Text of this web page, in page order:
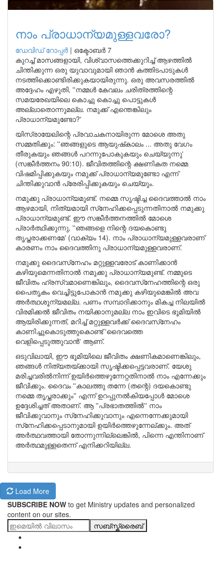
നാം പ്രാധാന്യമുള്ളവരോ?
ഡേവിഡ് റോപ്പര്‍ | ഒക്ടോബർ 7
കുറച്ച് മാസങ്ങളായി, വിശ്വാസത്തെക്കുറിച്ച് ആഴത്തില്‍
ചിന്തിക്കുന്ന ഒരു യുവാവുമായി ഞാന്‍ കത്തിടപാടുകള്‍
നടത്തിക്കൊണ്ടിരിക്കുകയായിരുന്നു. ഒരു അവസരത്തില്‍
അദ്ദേഹം എഴുതി, ''നമ്മള്‍ കേവലം ചരിത്രത്തിന്റെ
സമയരേഖയിലെ കൊച്ചു കൊച്ചു പൊട്ടുകള്‍
അല്ലാതൊന്നുമല്ല. നമുക്ക് എന്തെങ്കിലും
പ്രാധാന്യമുണ്ടോ?'
യിസ്രായേലിന്റെ പ്രവാചകനായിരുന്ന മോശെ അതു
സമ്മതിക്കും: ''ഞങ്ങളുടെ ആയുഷ്‌കാലം ... അതു വേഗം
തീരുകയും ഞങ്ങള്‍ പറന്നുപോകുകയും ചെയ്യുന്നു'
(സങ്കീര്‍ത്തനം 90:10). ജീവിതത്തിന്റെ ക്ഷണികത നമ്മെ
വിഷമിപ്പിക്കുകയും നമുക്ക് പ്രാധാന്യമുണ്ടോ എന്ന്
ചിന്തിക്കുവാന്‍ പ്രേരിപ്പിക്കുകയും ചെയ്യും.
നമുക്കു പ്രാധാന്യമുണ്ട്. നമ്മെ സൃഷ്ടിച്ച ദൈവത്താല്‍ നാം
ആഴമായി, നിത്യമായി സ്‌നേഹിക്കപ്പെടുന്നതിനാല്‍ നമുക്കു
പ്രാധാന്യമുണ്ട്. ഈ സങ്കീര്‍ത്തനത്തില്‍ മോശെ
പ്രാര്‍ത്ഥിക്കുന്നു, ''ഞങ്ങളെ നിന്റെ ദയകൊണ്ടു
തൃപ്തരാക്കണമേ' (വാക്യം 14). നാം പ്രാധാന്യമുള്ളവരാണ്
കാരണം നാം ദൈവത്തിനു പ്രാധാന്യമുള്ളവരാണ്.
നമുക്കു ദൈവസ്‌നേഹം മറ്റുള്ളവരോട് കാണിക്കാന്‍
കഴിയുമെന്നതിനാല്‍ നമുക്കു പ്രാധാന്യമുണ്ട്. നമ്മുടെ
ജീവിതം ഹ്രസ്വമാണെങ്കിലും, ദൈവസ്‌നേഹത്തിന്റെ ഒരു
പൈതൃകം വെച്ചിട്ടുപോകാന്‍ നമുക്കു കഴിയുമെങ്കില്‍ അവ
അര്‍ത്ഥശൂന്യമല്ല. പണം സമ്പാദിക്കാനും മികച്ച നിലയില്‍
വിരമിക്കല്‍ ജീവിതം നയിക്കാനുമല്ല നാം ഇവിടെ ഭൂമിയില്‍
ആയിരിക്കുന്നത്, മറിച്ച് മറ്റുള്ളവര്‍ക്ക് ദൈവസ്‌നേഹം
കാണിച്ചുകൊടുത്തുകൊണ്ട് 'ദൈവത്തെ
വെളിപ്പെടുത്തുവാന്‍' ആണ്.
ഒടുവിലായി, ഈ ഭൂമിയിലെ ജീവിതം ക്ഷണികമാണെങ്കിലും,
ഞങ്ങള്‍ നിത്യതയ്ക്കായി സൃഷ്ടിക്കപ്പെട്ടവരാണ്. യേശു
മരിച്ചവരില്‍നിന്ന് ഉയിര്‍ത്തെഴുന്നേറ്റതിനാല്‍ നാം എന്നേക്കും
ജീവിക്കും. ദൈവം ''കാലത്തു തന്നേ (തന്റെ) ദയകൊണ്ടു
നമ്മെ തൃപ്തരാക്കും'' എന്ന് ഉറപ്പുനല്‍കിയപ്പോള്‍ മോശെ
ഉദ്ദേശിച്ചത് അതാണ്. ആ ''പ്രഭാതത്തില്‍'' നാം
ജീവിക്കുവാനും സ്‌നേഹിക്കുവാനും എന്നെന്നേക്കുമായി
സ്‌നേഹിക്കപ്പെടാനുമായി ഉയിര്‍ത്തെഴുന്നേല്ക്കും. അത്
അര്‍ത്ഥവത്തായി തോന്നുന്നില്ലെങ്കില്‍, പിന്നെ എന്തിനാണ്
അര്‍ത്ഥമുള്ളതെന്ന് എനിക്കറിയില്ല.
Load More
SUBSCRIBE NOW to get Ministry updates and personalized
content on our sites.
സബ്സ്ക്രൈബ്